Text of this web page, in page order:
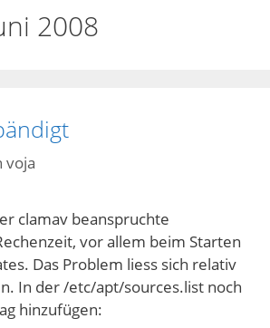
2008
voja
clamav beanspruchte
vor allem beim Starten
Das Problem liess sich relativ
In der /etc/apt/sources.list noch
hinzufügen: